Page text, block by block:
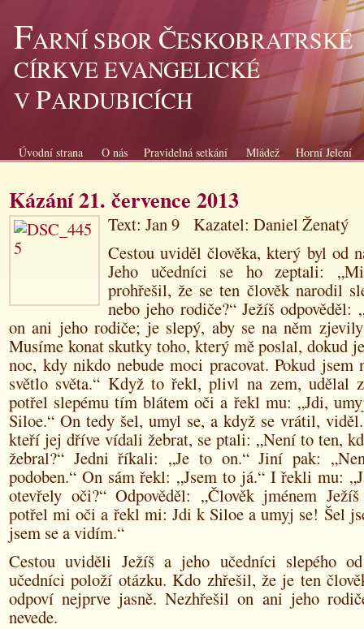
FARNÍ SBOR ČESKOBRATRSKÉ
CÍRKVE EVANGELICKÉ
VPARDUBICÍCH
Úvodní strana O nás Pravidelná setkání Mládež Horní Jelení
Kázání 21. července 2013
Text: Jan 9 Kazatel: Daniel Ženatý
Cestou uviděl člověka, který byl od
Jeho učedníci se ho zeptali:
prohřešil, že se ten člověk narodil
nebo jeho rodiče?“ Ježíš odpověděl:
on ani jeho rodiče; je slepý, aby se na něm
Musíme konat skutky toho, který mě poslal, dokud
noc, kdy nikdo nebude moci pracovat. Pokud jsem
světlo světa.“ Když to řekl, plivl na zem, udělal
potřel slepému tím blátem oči a řekl mu: „Jdi,
Siloe.“ On tedy šel, umyl se, a když se vrátil,
kteří jej dříve vídali žebrat, se ptali: „Není to ten,
žebral?“ Jedni říkali: „Je to on.“ Jiní pak:
podoben.“ On sám řekl: „Jsem to já.“ I řekli mu:
otevřely oči?“ Odpověděl: „Člověk jménem
potřel mi oči a řekl mi: Jdi k Siloe a umyj se! Šel
jsem se a vidím.“
Cestou uviděli Ježíš a jeho učedníci slepého
učedníci položí otázku. Kdo zhřešil, že je ten
odpoví nejprve jasně. Nezhřešil on ani jeho
nevede.